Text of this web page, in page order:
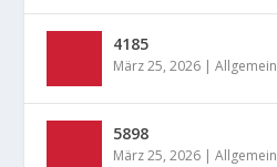
4185
März 25, 2026 |Allgemein
5898
März 25, 2026 |Allgemein